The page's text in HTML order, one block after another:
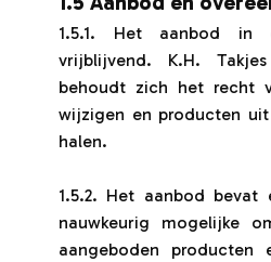
1.5.1. Het aanbod in
vrijblijvend. K.H.
behoudt zich het recht
wijzigen en producten
halen.
1.5.2. Het aanbod
nauwkeurig mogelijke
aangeboden producten